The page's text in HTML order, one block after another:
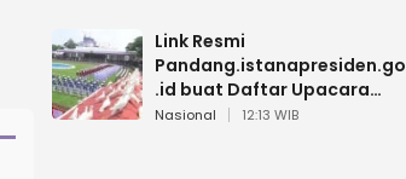
Link Resmi
Pandang.istanapresiden.go
.id buat Daftar Upacara
Bendera HUT RI di Istana
Nasional 12:13 WIB